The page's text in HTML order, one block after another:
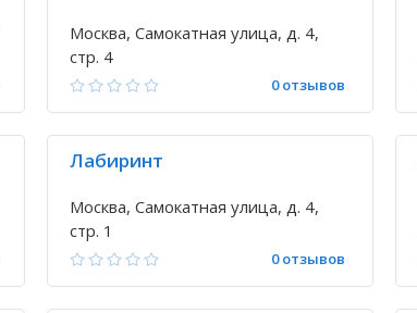
Москва, Самокатная улица, д. 4,
стр. 4
0 отзывов
Лабиринт
Москва, Самокатная улица, д. 4,
стр. 1
0 отзывов